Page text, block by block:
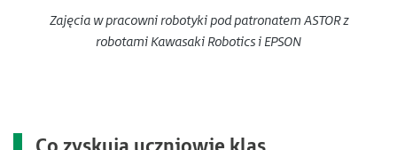
Zajęcia w pracowni robotyki pod patronatem ASTOR z
robotami Kawasaki Robotics i EPSON